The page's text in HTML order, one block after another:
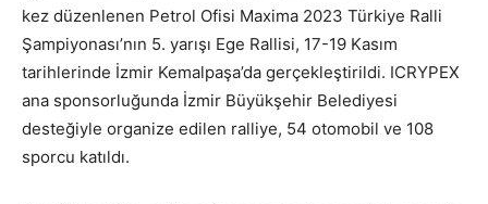
kez düzenlenen Petrol Ofisi Maxima 2023 Türkiye Ralli
Şampiyonası’nın 5. yarışı Ege Rallisi, 17-19 Kasım
tarihlerinde İzmir Kemalpaşa’da gerçekleştirildi. ICRYPEX
ana sponsorluğunda İzmir Büyükşehir Belediyesi
desteğiyle organize edilen ralliye, 54 otomobil ve 108
sporcu katıldı.